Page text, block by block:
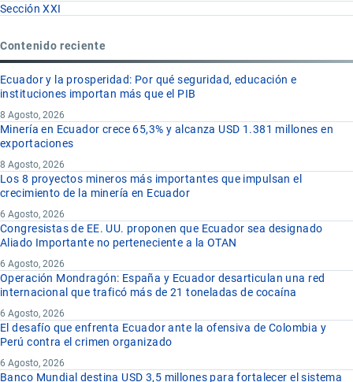
Sección XXI
Contenido reciente
Ecuador y la prosperidad: Por qué seguridad, educación e
instituciones importan más que el PIB
8 Agosto, 2026
Minería en Ecuador crece 65,3% y alcanza USD 1.381 millones en
exportaciones
8 Agosto, 2026
Los 8 proyectos mineros más importantes que impulsan el
crecimiento de la minería en Ecuador
6 Agosto, 2026
Congresistas de EE. UU. proponen que Ecuador sea designado
Aliado Importante no perteneciente a la OTAN
6 Agosto, 2026
Operación Mondragón: España y Ecuador desarticulan una red
internacional que traficó más de 21 toneladas de cocaína
6 Agosto, 2026
El desafío que enfrenta Ecuador ante la ofensiva de Colombia y
Perú contra el crimen organizado
6 Agosto, 2026
Banco Mundial destina USD 3,5 millones para fortalecer el sistema